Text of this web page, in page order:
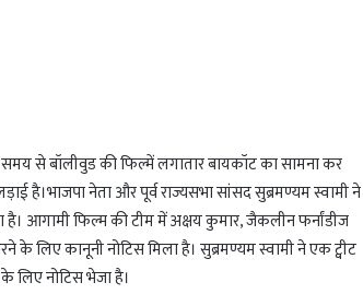
से बॉलीवुड की फिल्में लगातार बायकॉट का सामना कर
है।भाजपा नेता और पूर्व राज्यसभा सांसद सुब्रमण्यम स्वामी ने
आगामी फिल्म की टीम में अक्षय कुमार, जैकलीन फर्नांडीज
लिए कानूनी नोटिस मिला है। सुब्रमण्यम स्वामी ने एक ट्वीट
लिए नोटिस भेजा है।